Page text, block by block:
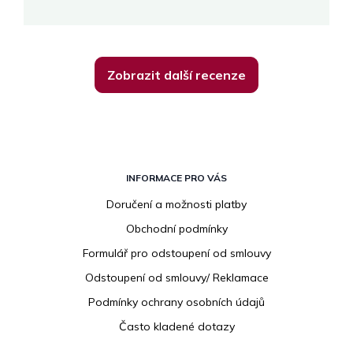
Zobrazit další recenze
INFORMACE PRO VÁS
Doručení a možnosti platby
Obchodní podmínky
Formulář pro odstoupení od smlouvy
Odstoupení od smlouvy/ Reklamace
Podmínky ochrany osobních údajů
Často kladené dotazy